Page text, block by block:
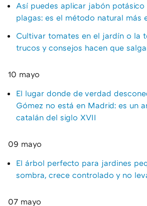
Así puedes aplicar jabón
plagas: es el método natural más
Cultivar tomates en el jardín o la
trucos y consejos hacen que
10 mayo
El lugar donde de verdad
Gómez no está en Madrid: es un
catalán del siglo XVII
09 mayo
El árbol perfecto para jardines
sombra, crece controlado y no
07 mayo